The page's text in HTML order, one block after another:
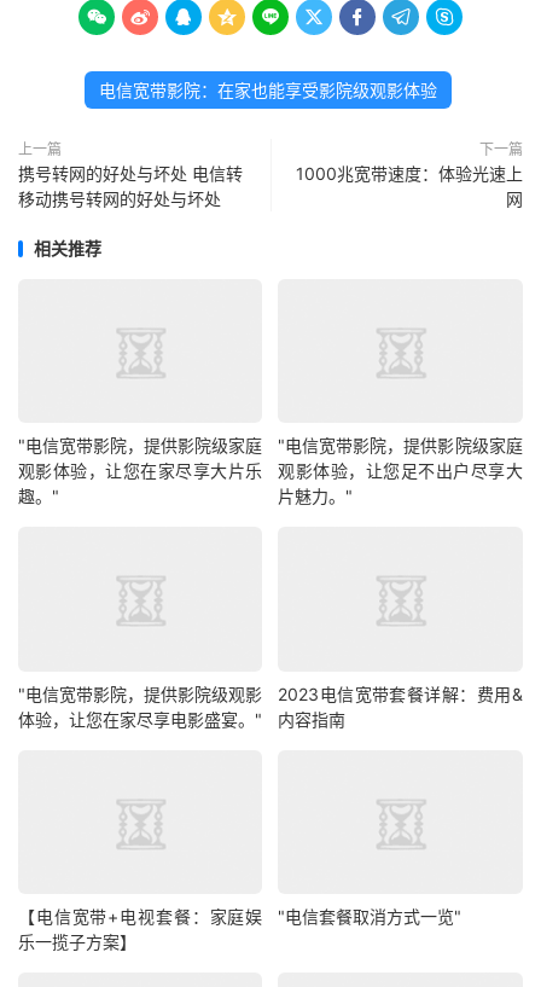
        
电信宽带影院：在家也能享受影院级观影体验
上一篇
携号转网的好处与坏处 电信转
移动携号转网的好处与坏处
下一篇
1000兆宽带速度：体验光速上
网
相关推荐
"电信宽带影院，提供影院级家庭
观影体验，让您在家尽享大片乐
趣。"
"电信宽带影院，提供影院级家庭
观影体验，让您足不出户尽享大
片魅力。"
"电信宽带影院，提供影院级观影
体验，让您在家尽享电影盛宴。"
2023电信宽带套餐详解：费用&
内容指南
【电信宽带+电视套餐：家庭娱
乐一揽子方案】
"电信套餐取消方式一览"